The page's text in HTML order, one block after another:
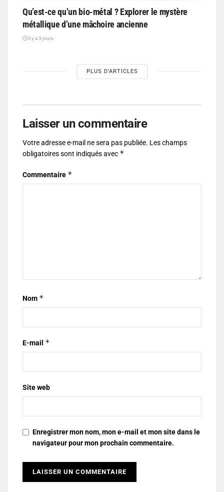
Qu’est-ce qu’un bio-métal ? Explorer le mystère
métallique d’une mâchoire ancienne
il y a 3 jours
PLUS D'ARTICLES
Laisser un commentaire
Votre adresse e-mail ne sera pas publiée. Les champs
obligatoires sont indiqués avec *
Commentaire *
Nom *
E-mail *
Site web
Enregistrer mon nom, mon e-mail et mon site dans le
navigateur pour mon prochain commentaire.